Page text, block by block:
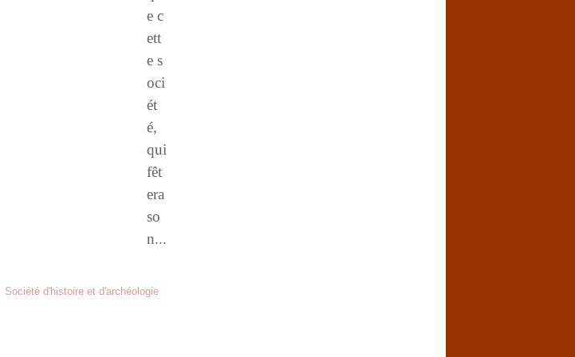
e c
ett
e s
oci
ét
é,
qui
fêt
era
so
n...
Société d'histoire et d'archéologie